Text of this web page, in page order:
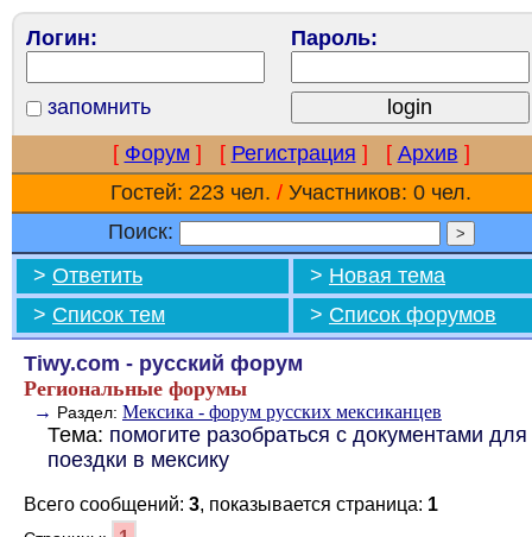
Логин: Пароль:
запомнить
[ Форум ] [ Регистрация ] [ Архив ]
Гостей: 223 чел. / Участников: 0 чел.
Поиск:
> Ответить > Новая тема
> Список тем > Список форумов
Tiwy.com - русский форум
Региональные форумы
→ Раздел: Мексика - форум русских мексиканцев
Тема: помогите разобраться с документами для
поездки в мексику
Всего сообщений: 3, показывается страница: 1